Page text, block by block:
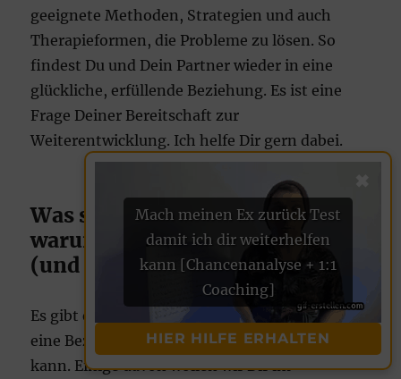
Mach meinen Ex zurück Test
damit ich dir weiterhelfen
kann [Chancenanalyse + 1:1
Coaching]
HIER HILFE ERHALTEN
geeignete Methoden, Strategien und auch
Therapieformen, die Probleme zu lösen. So
findest Du und Dein Partner wieder in eine
glückliche, erfüllende Beziehung. Es ist eine
Frage Deiner Bereitschaft zur
Weiterentwicklung. Ich helfe Dir gern dabei.
Was sind die häufigsten Gründe,
warum Frauen Schluss machen?
(und Männer natürlich auch)
Es gibt eine ganze Reihe an Ursachen, warum
eine Beziehung schließlich in die Brüche gehen
kann. Einige davon wollen wir Dir im